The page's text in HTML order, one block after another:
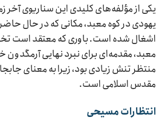
یکی از مؤلفه‌های کلیدی این سناریوی
یهودی در کوه معبد، مکانی که در حال
اشغال شده است. باوری که معتقد است
معبد، مقدمه‌ای برای نبرد نهایی آرمگدون
منتظر تنش زیادی بود، زیرا به معنای
مقدس اسلامی است.
انتظارات مسیحی